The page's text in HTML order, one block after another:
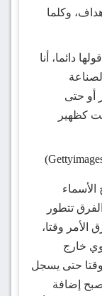
وكلما
دائما، أنا
أو حتى
كظهير
تتطور
الأمر وقتا،
خارج
وقتا حتى يسجل
إضافة